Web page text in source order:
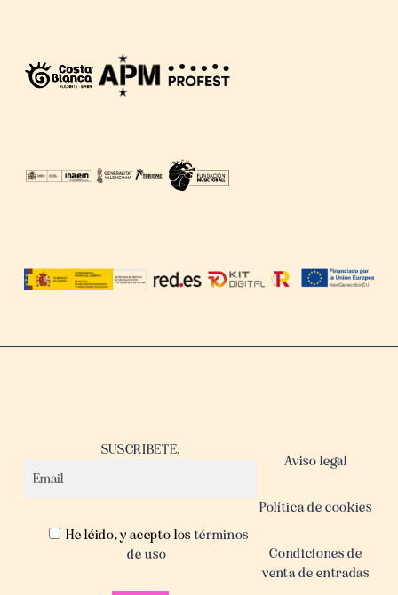
SUSCRIBETE.
He léido, y acepto los términos
de uso
Aviso legal
Política de cookies
Condiciones de
venta de entradas